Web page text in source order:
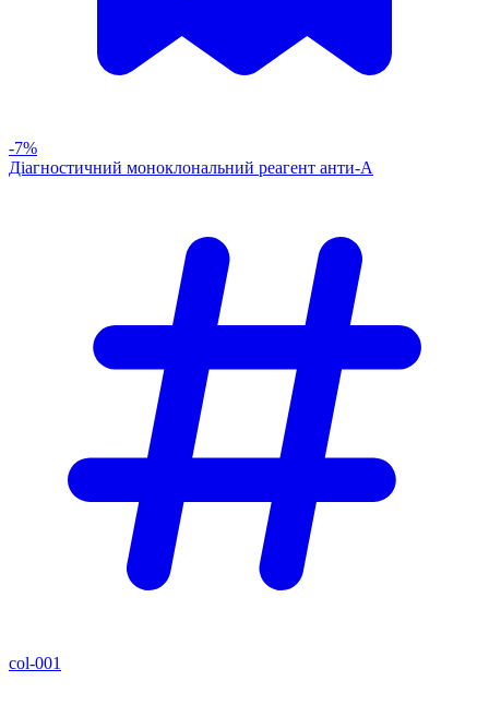
-7%
Діагностичний моноклональний реагент анти-А
col-001